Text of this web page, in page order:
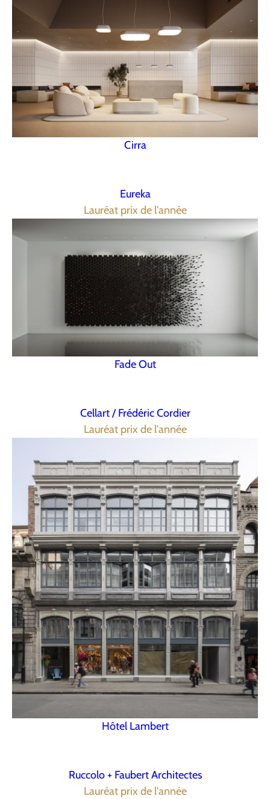
Cirra
Eureka
Lauréat prix de l'année
Fade Out
Cellart / Frédéric Cordier
Lauréat prix de l'année
Hôtel Lambert
Ruccolo + Faubert Architectes
Lauréat prix de l'année